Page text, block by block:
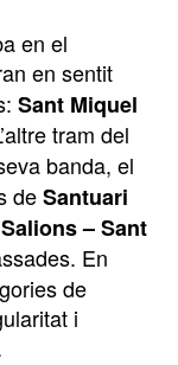
en el
en sentit
Sant Miquel
tram del
banda, el
deSantuari
– Sant
En
de
i